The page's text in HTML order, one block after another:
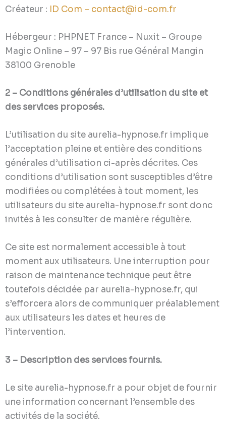
Créateur : ID Com – contact@id-com.fr
Hébergeur : PHPNET France – Nuxit – Groupe
Magic Online – 97 – 97 Bis rue Général Mangin
38100 Grenoble
2 – Conditions générales d’utilisation du site et
des services proposés.
L’utilisation du site aurelia-hypnose.fr implique
l’acceptation pleine et entière des conditions
générales d’utilisation ci-après décrites. Ces
conditions d’utilisation sont susceptibles d’être
modifiées ou complétées à tout moment, les
utilisateurs du site aurelia-hypnose.fr sont donc
invités à les consulter de manière régulière.
Ce site est normalement accessible à tout
moment aux utilisateurs. Une interruption pour
raison de maintenance technique peut être
toutefois décidée par aurelia-hypnose.fr, qui
s’efforcera alors de communiquer préalablement
aux utilisateurs les dates et heures de
l’intervention.
3 – Description des services fournis.
Le site aurelia-hypnose.fr a pour objet de fournir
une information concernant l’ensemble des
activités de la société.